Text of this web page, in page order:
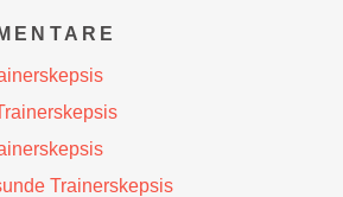
Trainerskepsis